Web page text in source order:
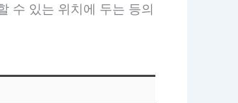
수 있는 위치에 두는 등의